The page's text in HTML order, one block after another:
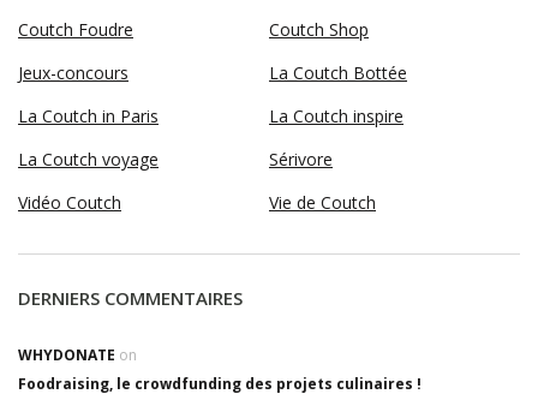
Coutch Foudre
Coutch Shop
Jeux-concours
La Coutch Bottée
La Coutch in Paris
La Coutch inspire
La Coutch voyage
Sérivore
Vidéo Coutch
Vie de Coutch
DERNIERS COMMENTAIRES
WHYDONATE on
Foodraising, le crowdfunding des projets culinaires !